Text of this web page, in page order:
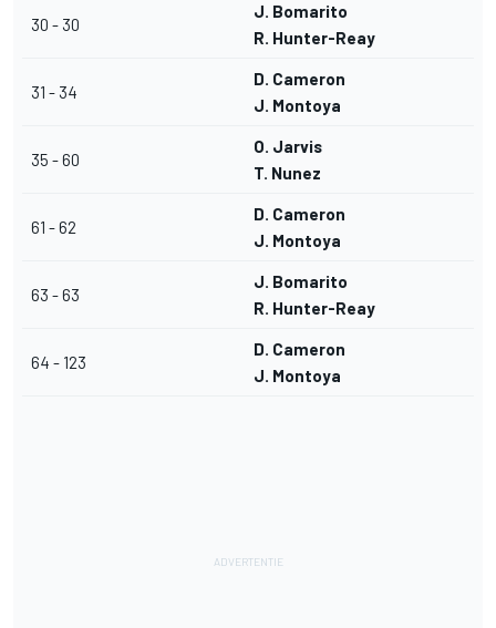
30 - 30
J. Bomarito
R. Hunter-Reay
31 - 34
D. Cameron
J. Montoya
35 - 60
O. Jarvis
T. Nunez
61 - 62
D. Cameron
J. Montoya
63 - 63
J. Bomarito
R. Hunter-Reay
64 - 123
D. Cameron
J. Montoya